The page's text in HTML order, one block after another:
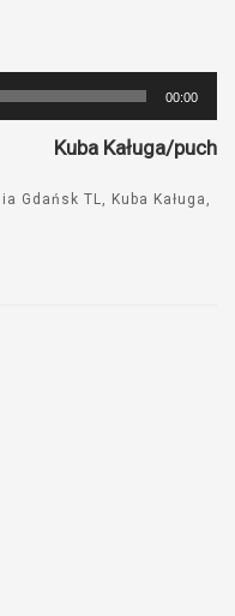
00:00
Kuba Kaługa/puch
Gdańsk TL
Kuba Kaługa